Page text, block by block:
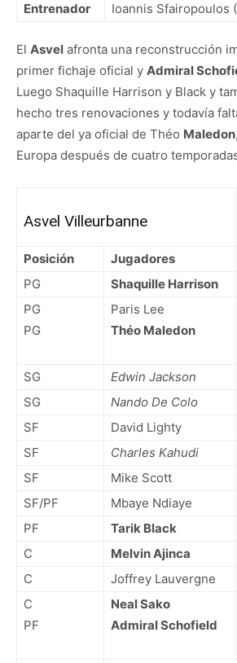
Entrenador
Ioannis Sfairopoulos
El Asvel afronta una reconstrucción
primer fichaje oficial y Admiral
Luego Shaquille Harrison y Black y
hecho tres renovaciones y todavía
aparte del ya oficial de Théo Maledon
Europa después de cuatro
Asvel Villeurbanne
Posición Jugadores
PG
Shaquille Harrison
PG
PG
Paris Lee
Théo Maledon
SG Edwin Jackson
SG
Nando De Colo
SF
David Lighty
SF
Charles Kahudi
SF
Mike Scott
SF/PF
Mbaye Ndiaye
PF
Tarik Black
C
Melvin Ajinca
C
Joffrey Lauvergne
C
PF
Neal Sako
Admiral Schofield